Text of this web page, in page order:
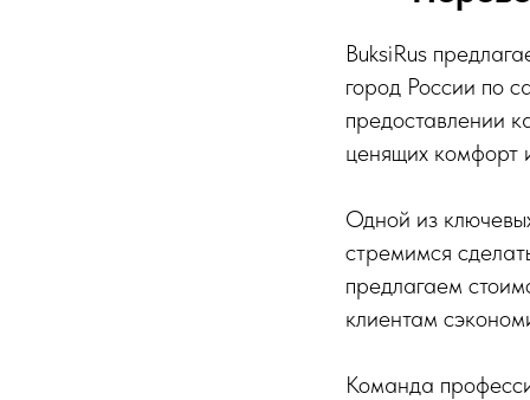
BuksiRus
город России по
предоставлении
ценящих комфорт
Одной из
стремимся
предлагаем
клиентам
Команда